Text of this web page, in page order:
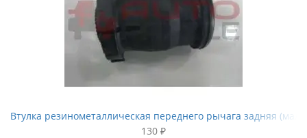
Втулка резинометаллическая переднего рычага задняя
130 ₽